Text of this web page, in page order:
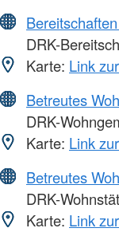
DRK-
Karte: Link
Betreutes
DRK-
Karte: Link
Betreutes
DRK-
Karte: Link